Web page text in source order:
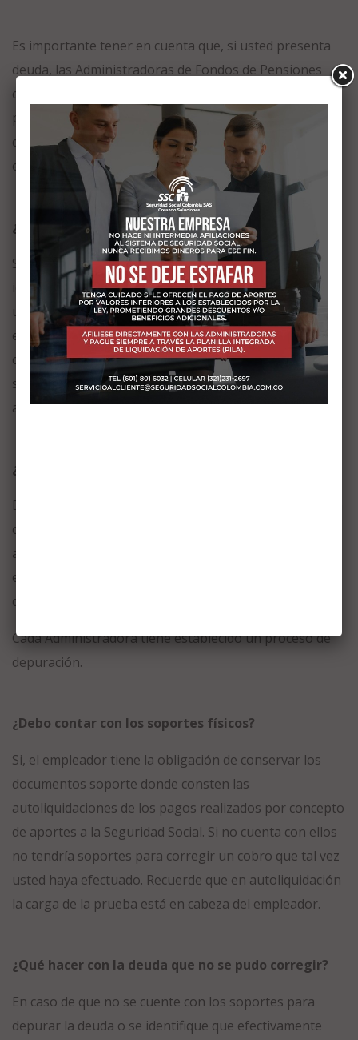
Es importante tener en cuenta que, si usted presenta
deuda, las Administradoras de Fondos de Pensiones
cuentan con la autonomía de iniciar las acciones
persuasivas y hasta coactivas de cobro de las deudas
que registre, mediante notificación de existencia y
estado de cuenta.
¿Se puede depurar la deuda?
Sí, puede y debe iniciar el proceso una vez haya
identificado que hay reporte de deuda a su nombre o
una vez sea notificado de un proceso de cobro. Como
en la autoliquidación la carga de la prueba está en
cabeza del empleador, es su obligación estar revisando
su estado de cuenta ante las administradoras, adicional
a que éstas están también obligadas a cobrar.
¿Cómo depurar la deuda?
Debe revisar el detalle de la deuda, identificar su origen
con la información histórica de la nómina, planillas de
aportes a pensión y archivo de sus empleados o ex
empleados que le están generando deuda, proceder a
depurarla y pagar lo que legalmente corresponda.
Cada Administradora tiene establecido un proceso de
depuración.
¿Debo contar con los soportes físicos?
Si, el empleador tiene la obligación de conservar los
documentos soporte donde consten las
autoliquidaciones de los pagos realizados por concepto
de aportes a la Seguridad Social. Si no cuenta con ellos
no tendría soportes para corregir un cobro que tal vez
usted haya efectuado. Recuerde que en autoliquidación
la carga de la prueba está en cabeza del empleador.
¿Qué hacer con la deuda que no se pudo corregir?
En caso de que no se cuente con los soportes para
depurar la deuda o se identifique que efectivamente